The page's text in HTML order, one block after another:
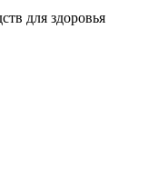
для здоровья